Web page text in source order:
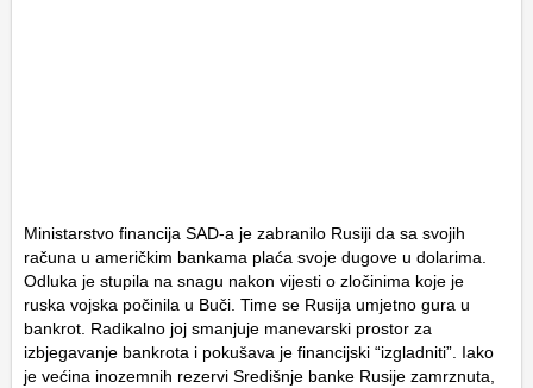
Ministarstvo financija SAD-a je zabranilo Rusiji da sa svojih
računa u američkim bankama plaća svoje dugove u dolarima.
Odluka je stupila na snagu nakon vijesti o zločinima koje je
ruska vojska počinila u Buči. Time se Rusija umjetno gura u
bankrot. Radikalno joj smanjuje manevarski prostor za
izbjegavanje bankrota i pokušava je financijski “izgladniti”. Iako
je većina inozemnih rezervi Središnje banke Rusije zamrznuta,